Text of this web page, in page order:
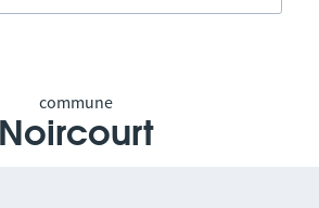
commune
Noircourt